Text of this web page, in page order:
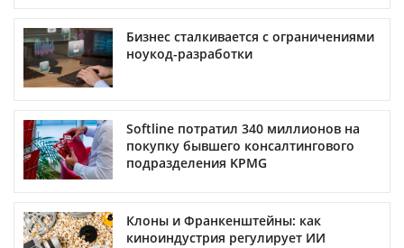
Бизнес сталкивается с ограничениями
ноукод-разработки
Softline потратил 340 миллионов на
покупку бывшего консалтингового
подразделения KPMG
Клоны и Франкенштейны: как
киноиндустрия регулирует ИИ